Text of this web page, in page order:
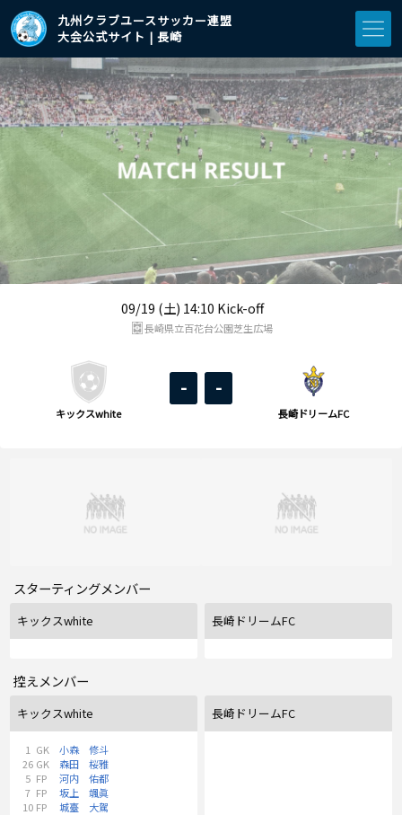
九州クラブユースサッカー連盟
大会公式サイト | 長崎
09/19 (土) 14:10 Kick-off
キックスwhite
- -
長崎ドリームFC
長崎県立百花台公園芝生広場
スターティングメンバー
キックスwhite 長崎ドリームFC
控えメンバー
キックスwhite
1 GK
小森 修斗
26 GK
森田 桜雅
5 FP
河内 佑都
7 FP
坂上 颯眞
10 FP
城臺 大駕
長崎ドリームFC